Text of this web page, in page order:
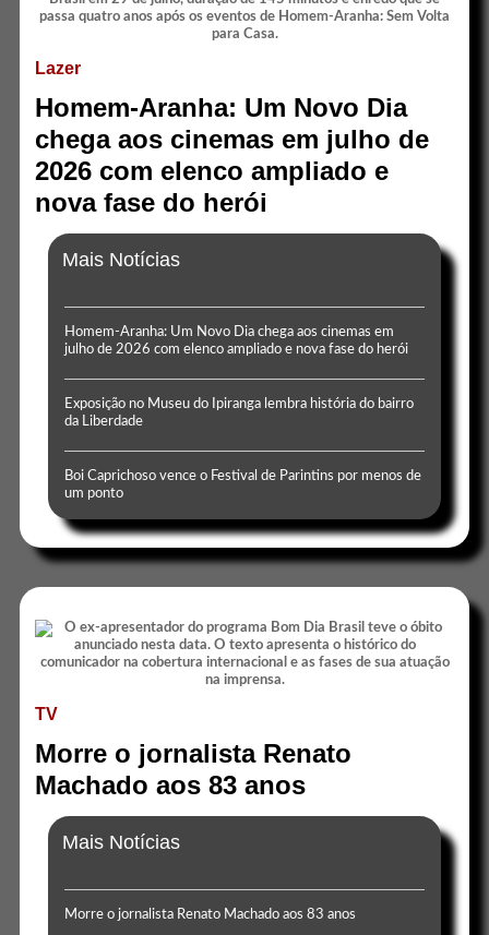
Lazer
Homem-Aranha: Um Novo Dia
chega aos cinemas em julho de
2026 com elenco ampliado e
nova fase do herói
Mais Notícias
Homem-Aranha: Um Novo Dia chega aos cinemas em
julho de 2026 com elenco ampliado e nova fase do herói
Exposição no Museu do Ipiranga lembra história do bairro
da Liberdade
Boi Caprichoso vence o Festival de Parintins por menos de
um ponto
TV
Morre o jornalista Renato
Machado aos 83 anos
Mais Notícias
Morre o jornalista Renato Machado aos 83 anos